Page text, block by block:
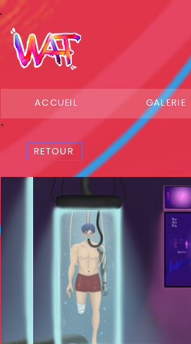
ACCUEIL GALERIE
RETOUR